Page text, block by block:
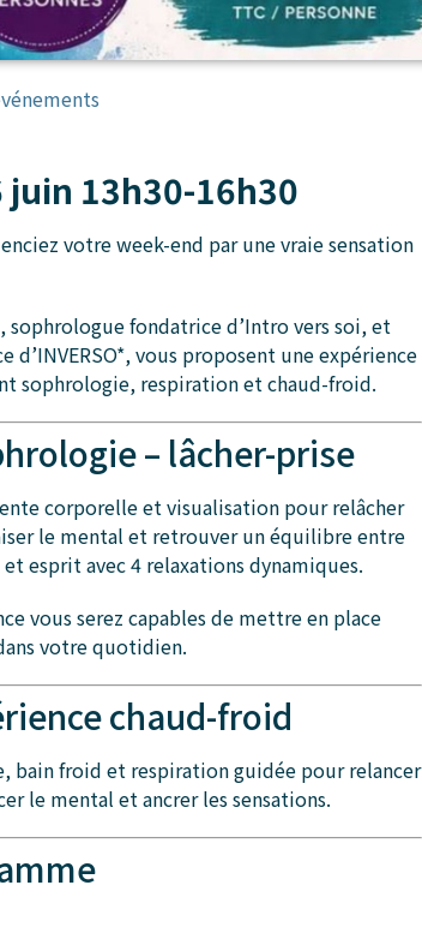
juin 13h30-16h30
votre week-end par une vraie sensation
sophrologue fondatrice d’Intro vers soi, et
d’INVERSO*, vous proposent une expérience
sophrologie, respiration et chaud-froid.
– lâcher-prise
corporelle et visualisation pour relâcher
le mental et retrouver un équilibre entre
esprit avec 4 relaxations dynamiques.
vous serez capables de mettre en place
votre quotidien.
chaud-froid
bain froid et respiration guidée pour relancer
le mental et ancrer les sensations.